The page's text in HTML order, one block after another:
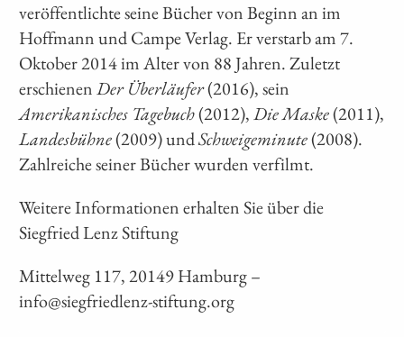
veröffentlichte seine Bücher von Beginn an im
Hoffmann und Campe Verlag. Er verstarb am 7.
Oktober 2014 im Alter von 88 Jahren. Zuletzt
erschienenDer Überläufer(2016), sein
Amerikanisches Tagebuch(2012),Die Maske(2011),
Landesbühne(2009) undSchweigeminute(2008).
Zahlreiche seiner Bücher wurden verfilmt.
Weitere Informationen erhalten Sie über die
Siegfried Lenz Stiftung
Mittelweg 117, 20149 Hamburg –
info@siegfriedlenz-stiftung.org